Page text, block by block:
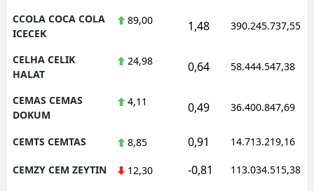
CCOLA COCA COLA
ICECEK
89,00 1,48 390.245.737,55
CELHA CELIK
HALAT
24,98 0,64 58.444.547,38
CEMAS CEMAS
DOKUM
4,11 0,49 36.400.847,69
CEMTS CEMTAS 8,85 0,91 14.713.219,16
CEMZY CEM ZEYTIN 12,30 -0,81 113.034.515,38